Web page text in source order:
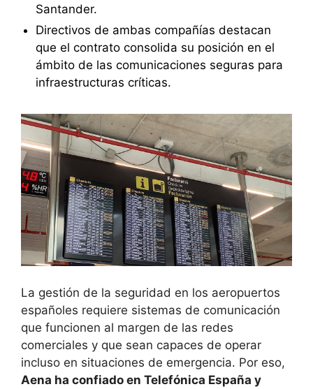
Santander.
Directivos de ambas compañías destacan
que el contrato consolida su posición en el
ámbito de las comunicaciones seguras para
infraestructuras críticas.
La gestión de la seguridad en los aeropuertos
españoles requiere sistemas de comunicación
que funcionen al margen de las redes
comerciales y que sean capaces de operar
incluso en situaciones de emergencia. Por eso,
Aena ha confiado en Telefónica España y